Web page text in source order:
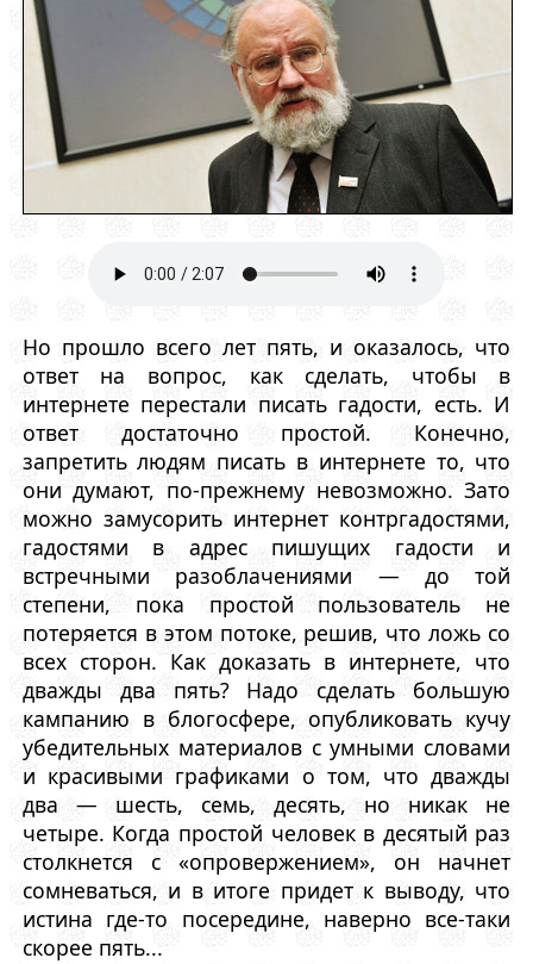
Но прошло всего лет пять, и оказалось, что
ответ на вопрос, как сделать, чтобы в
интернете перестали писать гадости, есть. И
ответ достаточно простой. Конечно,
запретить людям писать в интернете то, что
они думают, по-прежнему невозможно. Зато
можно замусорить интернет контргадостями,
гадостями в адрес пишущих гадости и
встречными разоблачениями — до той
степени, пока простой пользователь не
потеряется в этом потоке, решив, что ложь со
всех сторон. Как доказать в интернете, что
дважды два пять? Надо сделать большую
кампанию в блогосфере, опубликовать кучу
убедительных материалов с умными словами
и красивыми графиками о том, что дважды
два — шесть, семь, десять, но никак не
четыре. Когда простой человек в десятый раз
столкнется с «опровержением», он начнет
сомневаться, и в итоге придет к выводу, что
истина где-то посередине, наверно все-таки
скорее пять...